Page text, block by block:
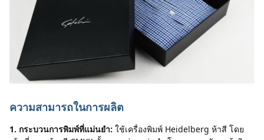
ความสามารถในการผลิต
1. กระบวนการพิมพ์ที่แม่นยำ: ใช้เครื่องพิมพ์ Heidelberg ห้าสี โดย